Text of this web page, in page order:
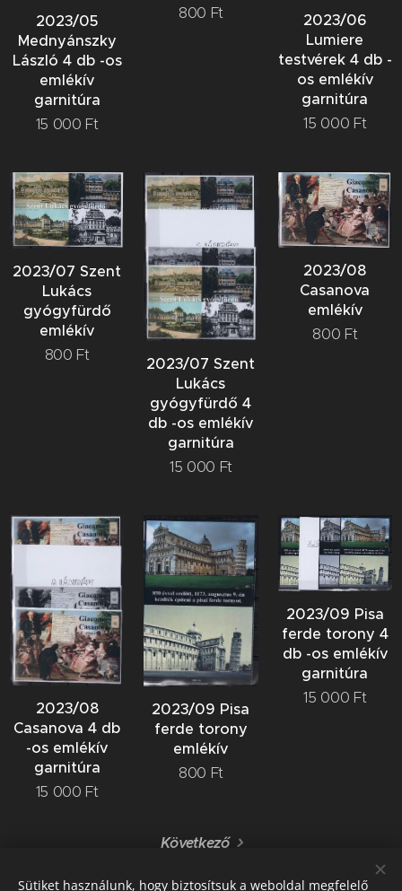
2023/05
Mednyánszky
László 4 db -os
emlékív
garnitúra
15 000 Ft
800 Ft
2023/06
Lumiere
testvérek 4 db -
os emlékív
garnitúra
15 000 Ft
2023/07 Szent
Lukács
gyógyfürdő
emlékív
800 Ft
2023/07 Szent
Lukács
gyógyfürdő 4
db -os emlékív
garnitúra
15 000 Ft
2023/08
Casanova
emlékív
800 Ft
2023/08
Casanova 4 db
-os emlékív
garnitúra
15 000 Ft
2023/09 Pisa
ferde torony
emlékív
800 Ft
2023/09 Pisa
ferde torony 4
db -os emlékív
garnitúra
15 000 Ft
Következő
Sütiket használunk, hogy biztosítsuk a weboldal megfelelő